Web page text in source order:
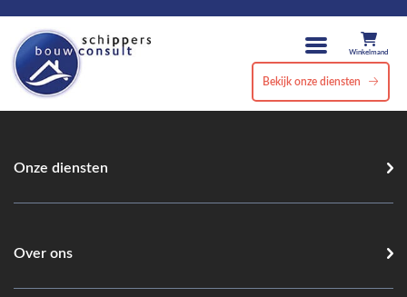
Winkelmand
Bekijk onze diensten
Onze diensten
Over ons